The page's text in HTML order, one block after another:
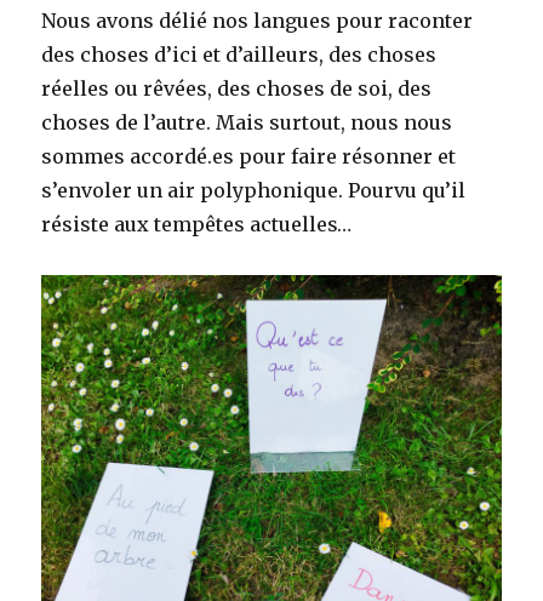
Nous avons délié nos langues pour raconter
des choses d’ici et d’ailleurs, des choses
réelles ou rêvées, des choses de soi, des
choses de l’autre. Mais surtout, nous nous
sommes accordé.es pour faire résonner et
s’envoler un air polyphonique. Pourvu qu’il
résiste aux tempêtes actuelles…